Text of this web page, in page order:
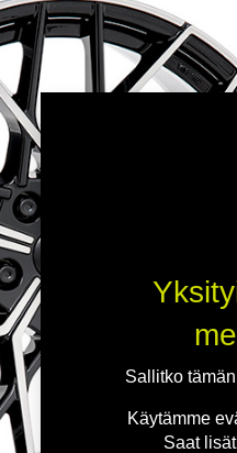
Sallitko
Käytämme
Saat